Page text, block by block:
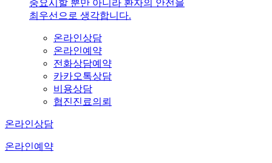
중요시할 뿐만 아니라 환자의 안전을
최우선으로 생각합니다.
온라인상담
온라인예약
전화상담예약
카카오톡상담
비용상담
협진진료의뢰
온라인상담
온라인예약